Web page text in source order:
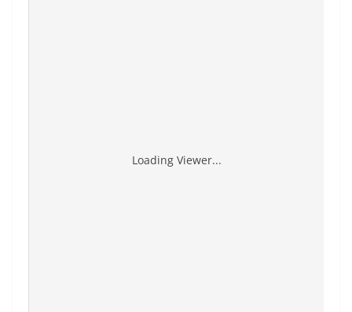
Loading Viewer...